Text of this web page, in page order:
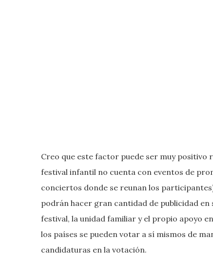
Creo que este factor puede ser muy positivo
festival infantil no cuenta con eventos de
conciertos donde se reunan los
podrán hacer gran cantidad de publicidad
festival, la unidad familiar y el propio apoyo
los países se pueden votar a sí mismos de
candidaturas en la votación.